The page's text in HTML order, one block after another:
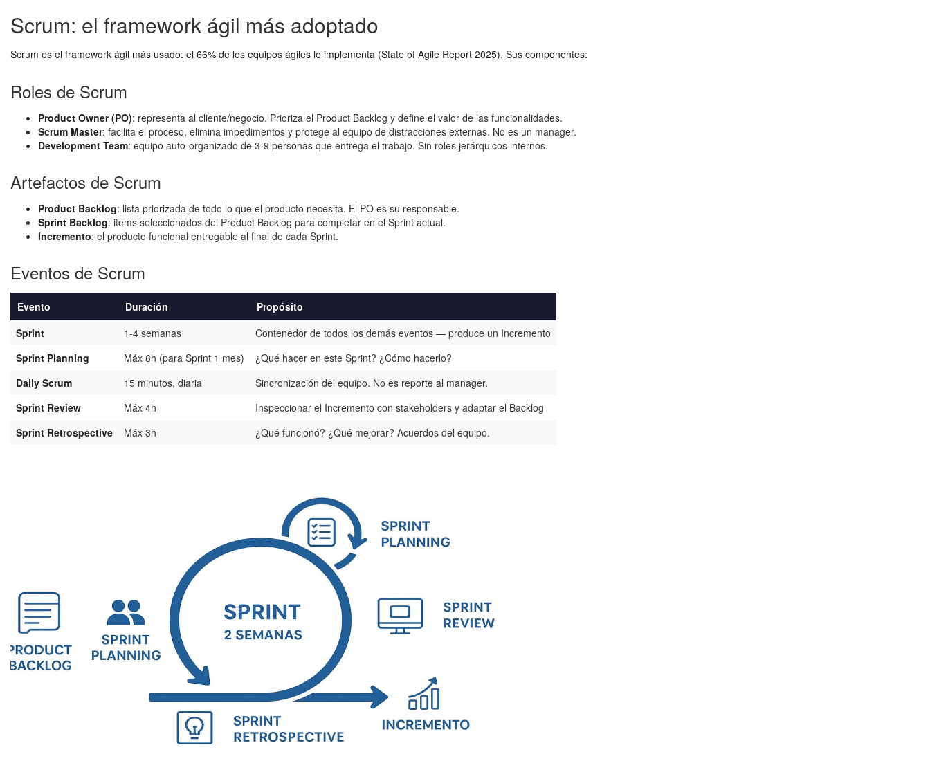
Scrum: el framework ágil más adoptado
Scrum es el framework ágil más usado: el 66% de los equipos ágiles lo implementa (State of Agile Report 2025). Sus componentes:
Roles de Scrum
Product Owner (PO): representa al cliente/negocio. Prioriza el Product Backlog y define el valor de las funcionalidades.
Scrum Master: facilita el proceso, elimina impedimentos y protege al equipo de distracciones externas. No es un manager.
Development Team: equipo auto-organizado de 3-9 personas que entrega el trabajo. Sin roles jerárquicos internos.
Artefactos de Scrum
Product Backlog: lista priorizada de todo lo que el producto necesita. El PO es su responsable.
Sprint Backlog: items seleccionados del Product Backlog para completar en el Sprint actual.
Incremento: el producto funcional entregable al final de cada Sprint.
Eventos de Scrum
Evento Duración
Propósito
Sprint
1-4 semanas
Contenedor de todos los demás eventos — produce un Incremento
Sprint Planning
Máx 8h (para Sprint 1 mes)
¿Qué hacer en este Sprint? ¿Cómo hacerlo?
Daily Scrum
15 minutos, diaria
Sincronización del equipo. No es reporte al manager.
Sprint Review
Máx 4h
Inspeccionar el Incremento con stakeholders y adaptar el Backlog
Sprint Retrospective
Máx 3h ¿Qué funcionó? ¿Qué mejorar? Acuerdos del equipo.